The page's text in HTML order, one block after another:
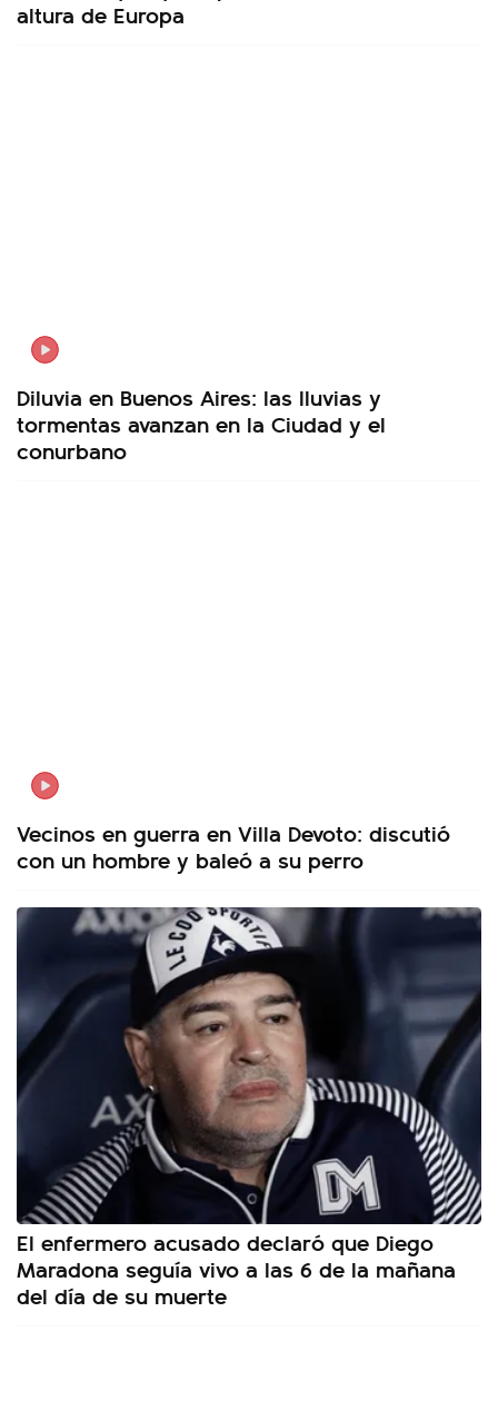
altura de Europa
Diluvia en Buenos Aires: las lluvias y
tormentas avanzan en la Ciudad y el
conurbano
Vecinos en guerra en Villa Devoto: discutió
con un hombre y baleó a su perro
El enfermero acusado declaró que Diego
Maradona seguía vivo a las 6 de la mañana
del día de su muerte